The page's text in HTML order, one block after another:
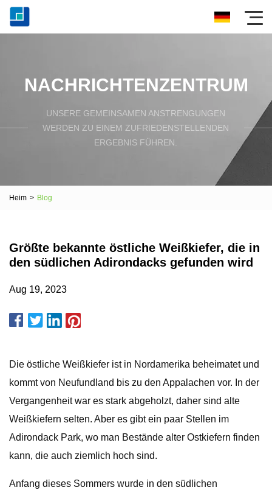
NACHRICHTENZENTRUM
UNSERE GEMEINSAMEN ANSTRENGUNGEN
WERDEN ZU EINEM ZUFRIEDENSTELLENDEN
ERGEBNIS FÜHREN.
Heim > Blog
Größte bekannte östliche Weißkiefer, die in
den südlichen Adirondacks gefunden wird
Aug 19, 2023
Die östliche Weißkiefer ist in Nordamerika beheimatet und
kommt von Neufundland bis zu den Appalachen vor. In der
Vergangenheit war es stark abgeholzt, daher sind alte
Weißkiefern selten. Aber es gibt ein paar Stellen im
Adirondack Park, wo man Bestände alter Ostkiefern finden
kann, die auch ziemlich hoch sind.
Anfang dieses Sommers wurde in den südlichen